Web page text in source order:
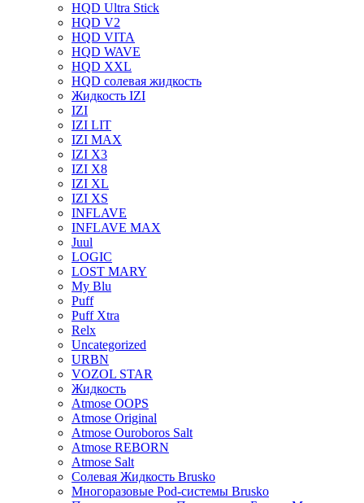
HQD Ultra Stick
HQD V2
HQD VITA
HQD WAVE
HQD XXL
HQD солевая жидкость
Жидкость IZI
IZI
IZI LIT
IZI MAX
IZI X3
IZI X8
IZI XL
IZI XS
INFLAVE
INFLAVE MAX
Juul
LOGIC
LOST MARY
My Blu
Puff
Puff Xtra
Relx
Uncategorized
URBN
VOZOL STAR
Жидкость
Atmose OOPS
Atmose Original
Atmose Ouroboros Salt
Atmose REBORN
Atmose Salt
Солевая Жидкость Brusko
Многоразовые Pod-системы Brusko